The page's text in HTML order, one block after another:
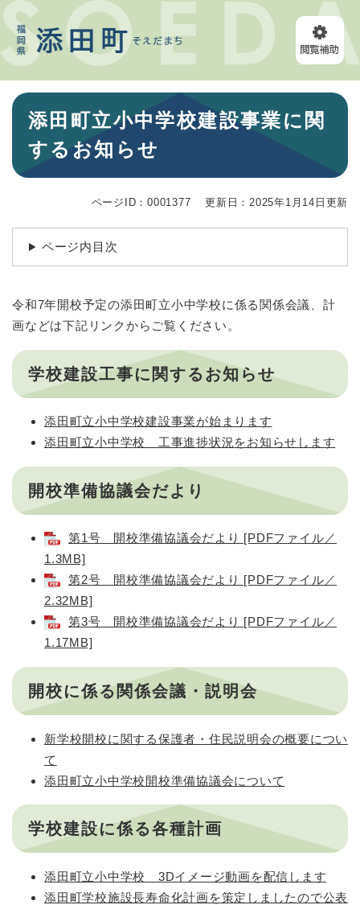
ペ
ー
の
メニューを飛ばして本文へ
本
添田町立小中学校建設事業に関
するお知らせ
ページID：0001377 更新日：2025年1月14日更新
ページ内目次
令和7年開校予定の添田町立小中学校に係る関係会議、計
画などは下記リンクからご覧ください。
学校建設工事に関するお知らせ
添田町立小中学校建設事業が始まります
添田町立小中学校 工事進捗状況をお知らせします
開校準備協議会だより
第1号 開校準備協議会だより [PDFファイル／
1.3MB]
第2号 開校準備協議会だより [PDFファイル／
2.32MB]
第3号 開校準備協議会だより [PDFファイル／
1.17MB]
開校に係る関係会議・説明会
新学校開校に関する保護者・住民説明会の概要につい
て
添田町立小中学校開校準備協議会について
​学校建設に係る各種計画
添田町立小中学校 3Dイメージ動画を配信します
添田町学校施設長寿命化計画を策定しましたので公表